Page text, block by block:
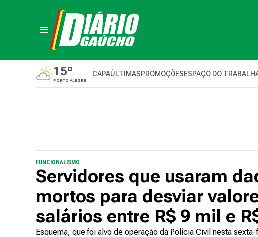
15º
PORTO ALEGRE
CAPAÚLTIMASPROMOÇÕESESPAÇO DO
FUNCIONALISMO
Servidores que usaram
mortos para desviar
salários entre R$ 9 mil e
Esquema, que foi alvo de operação da Polícia Civil nesta